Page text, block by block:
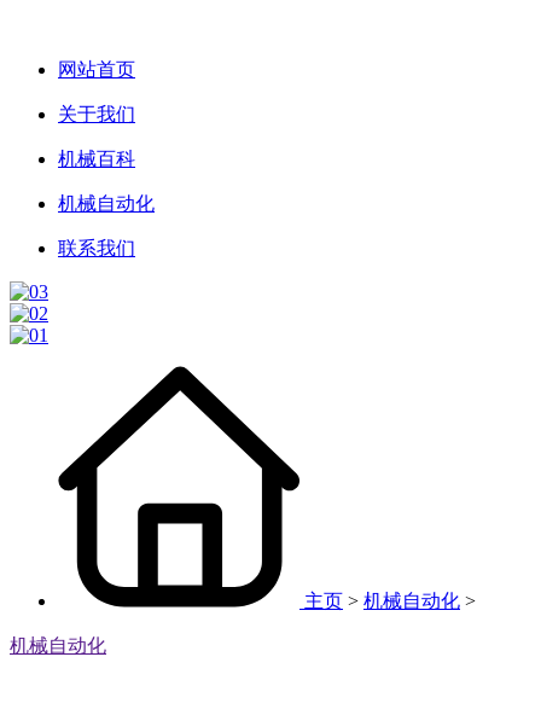
网站首页
关于我们
机械百科
机械自动化
联系我们
主页 > 机械自动化 >
机械自动化